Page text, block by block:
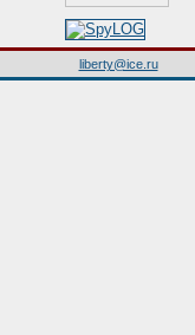
liberty@ice.ru